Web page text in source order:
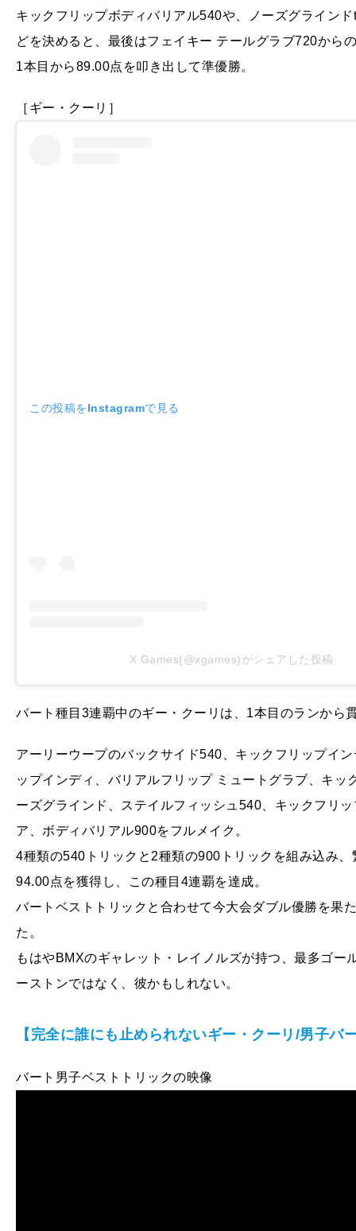
キックフリップボディバリアル540や、ノーズグライン
どを決めると、最後はフェイキー テールグラブ720から
1本目から89.00点を叩き出して準優勝。
［ギー・クーリ］
この投稿をInstagramで見る
X Games(@xgames)がシェアした投稿
バート種目3連覇中のギー・クーリは、1本目のランから
アーリーウープのバックサイド540、キックフリップイ
ップインディ、バリアルフリップ ミュートグラブ、キ
ーズグラインド、ステイルフィッシュ540、キックフリ
ア、ボディバリアル900をフルメイク。
4種類の540トリックと2種類の900トリックを組み込み
94.00点を獲得し、この種目4連覇を達成。
バートベストトリックと合わせて今大会ダブル優勝を果
た。
もはやBMXのギャレット・レイノルズが持つ、最多ゴ
ーストンではなく、彼かもしれない。
【完全に誰にも止められないギー・クーリ/男子バ
バート男子ベストトリックの映像